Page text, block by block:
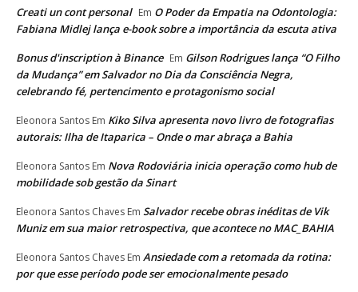
Creati un cont personal Em O Poder da Empatia na Odontologia:
Fabiana Midlej lança e-book sobre a importância da escuta ativa
Bonus d'inscription à Binance Em Gilson Rodrigues lança “O Filho
da Mudança” em Salvador no Dia da Consciência Negra,
celebrando fé, pertencimento e protagonismo social
Eleonora Santos Em Kiko Silva apresenta novo livro de fotografias
autorais: Ilha de Itaparica – Onde o mar abraça a Bahia
Eleonora Santos Em Nova Rodoviária inicia operação como hub de
mobilidade sob gestão da Sinart
Eleonora Santos Chaves Em Salvador recebe obras inéditas de Vik
Muniz em sua maior retrospectiva, que acontece no MAC_BAHIA
Eleonora Santos Chaves Em Ansiedade com a retomada da rotina:
por que esse período pode ser emocionalmente pesado